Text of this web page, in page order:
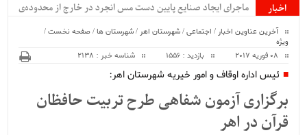
اخبار
ماجرای ایجاد صنایع پایین دست مس انجرد در خارج از محدوده‌ی
آخرین عناوین اخبار / اجتماعی/شهرستان اهر /شهرستان ها/صفحه نخست/
ویژه
بازدید : 1556 شناسه خبر : 2138
ئیس اداره اوقاف و امور خیریه شهرستان اهر:
برگزاری آزمون شفاهی طرح تربیت حافظان
قرآن در اهر